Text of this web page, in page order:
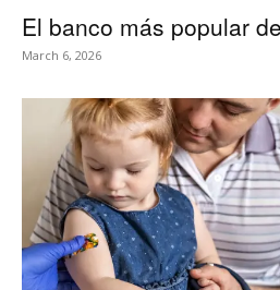
El banco más popular
March 6, 2026